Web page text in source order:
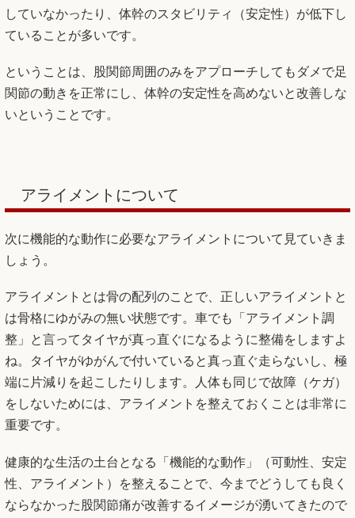
していなかったり、体幹のスタビリティ（安定性）が低下し
ていることが多いです。
ということは、股関節周囲のみをアプローチしてもダメで足
関節の動きを正常にし、体幹の安定性を高めないと改善しな
いということです。
アライメントについて
次に機能的な動作に必要なアライメントについて見ていきま
しょう。
アライメントとは骨の配列のことで、正しいアライメントと
は骨格にゆがみの無い状態です。車でも「アライメント調
整」と言ってタイヤが真っ直ぐになるように整備をしますよ
ね。タイヤがゆがんで付いていると真っ直ぐ走らないし、極
端に片減りを起こしたりします。人体も同じで故障（ケガ）
をしないためには、アライメントを整えておくことは非常に
重要です。
健康的な生活の土台となる「機能的な動作」（可動性、安定
性、アライメント）を整えることで、今までどうしても良く
ならなかった股関節痛が改善するイメージが湧いてきたので